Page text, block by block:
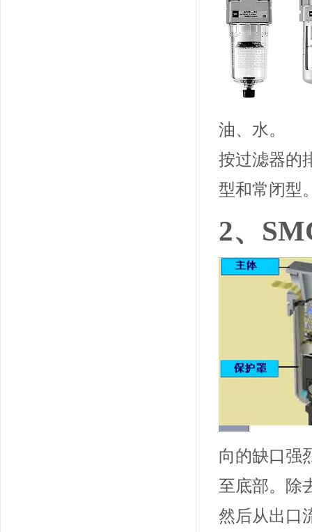
油、水。
按过滤器的
型和常闭型
2、
向的缺口强
至底部。除
然后从出口